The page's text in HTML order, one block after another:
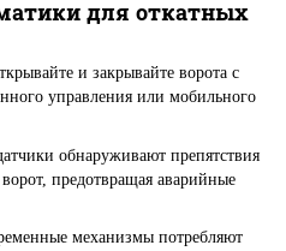
для откатных
и закрывайте ворота с
управления или мобильного
обнаруживают препятствия
предотвращая аварийные
механизмы потребляют